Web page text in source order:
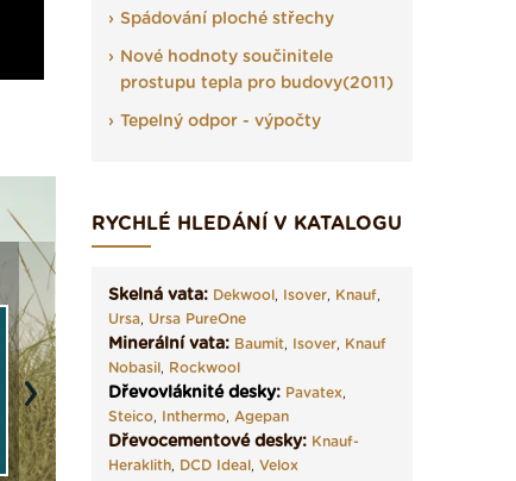
Vyberte si izolaci a pak
ji tady klidně poptejte ›
Next
Spádování ploché střechy
Nové hodnoty součinitele
prostupu tepla pro budovy(2011)
Tepelný odpor - výpočty
RYCHLÉ HLEDÁNÍ V KATALOGU
Skelná vata: Dekwool, Isover, Knauf,
Ursa, Ursa PureOne
Minerální vata: Baumit, Isover, Knauf
Nobasil, Rockwool
Dřevovláknité desky: Pavatex,
Steico, Inthermo, Agepan
Dřevocementové desky: Knauf-
Heraklith, DCD Ideal, Velox